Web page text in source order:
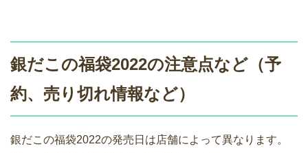
銀だこの福袋2022の注意点など（予
約、売り切れ情報など）
銀だこの福袋2022の発売日は店舗によって異なります。